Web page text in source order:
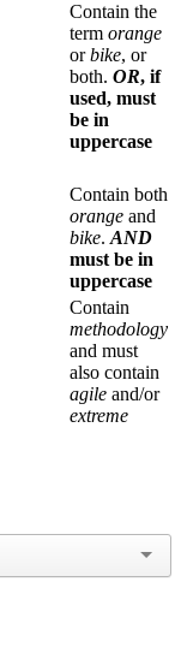
Contain the
term orange
orbike, or
both. OR, if
used, must
be in
uppercase
Contain both
orange and
bike. AND
must be in
uppercase
Contain
methodology
and must
also contain
agile and/or
extreme